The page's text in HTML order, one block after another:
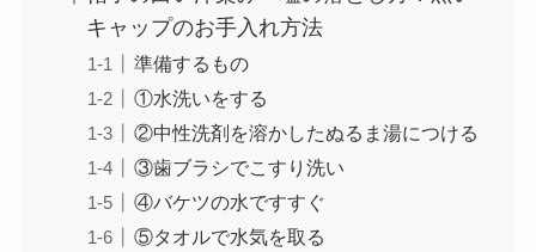
キャップのお手入れ方法
準備するもの
①水洗いをする
②中性洗剤を溶かしたぬるま湯につける
③歯ブラシでこすり洗い
④バケツの水ですすぐ
⑤タオルで水気を取る